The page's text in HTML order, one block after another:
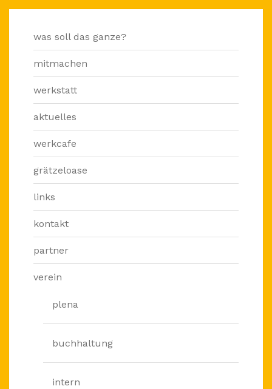
was soll das ganze?
mitmachen
werkstatt
aktuelles
werkcafe
grätzeloase
links
kontakt
partner
verein
plena
buchhaltung
intern